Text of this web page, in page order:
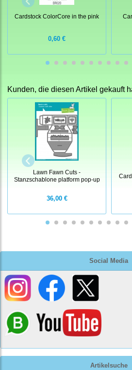
Social Media
Artikelsuche
Cardstock ColorCore in the pink
0,60 €
Kunden, die diesen Artikel gekauft
Lawn Fawn Cuts -
Stanzschablone platform pop-up
36,00 €